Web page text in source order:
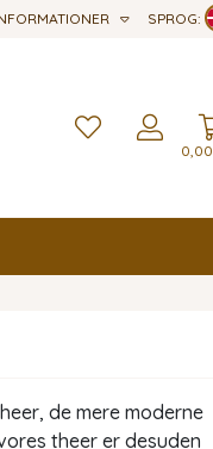
SPROG:
0,00
de mere moderne
theer er desuden